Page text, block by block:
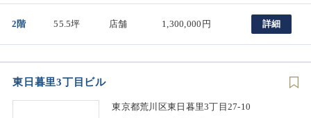
2階 55.5坪 店舗 1,300,000円 詳細
東日暮里3丁目ビル
東京都荒川区東日暮里3丁目27-10